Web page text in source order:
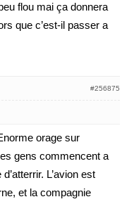
flou mai ça donnera
que c’est-il passer a
#256875
orage sur
gens commencent a
L’avion est
et la compagnie